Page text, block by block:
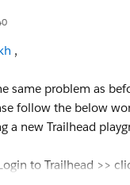
,
same problem as
follow the below
a new Trailhead
to Trailhead >>